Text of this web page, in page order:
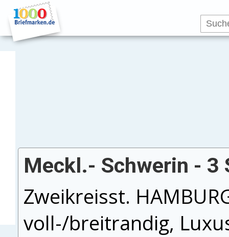
Meckl.- Schwerin - 3
Zweikreisst.
voll-/breitrandig,